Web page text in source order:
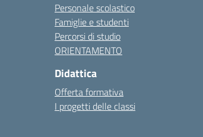
Personale scolastico
Famiglie e studenti
Percorsi di studio
ORIENTAMENTO
Didattica
Offerta formativa
I progetti delle classi